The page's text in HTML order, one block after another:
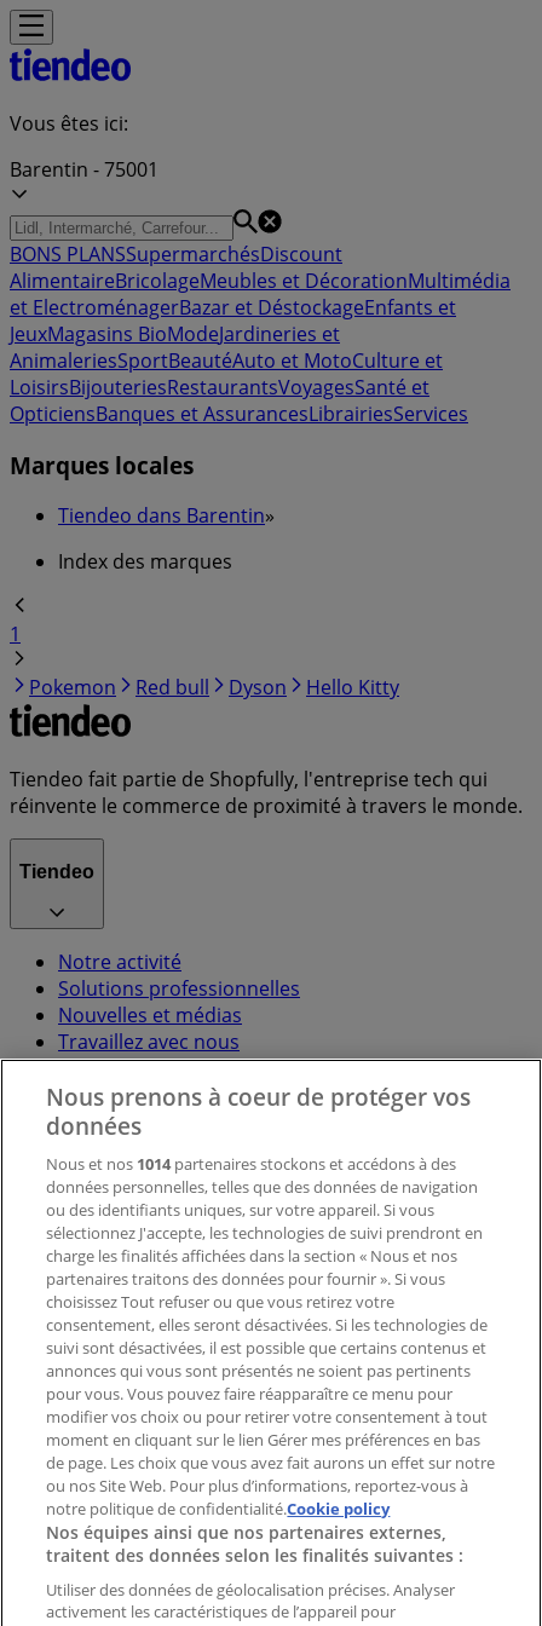
Vous êtes ici:
Barentin - 75001
BONS PLANSSupermarchésDiscount
AlimentaireBricolageMeubles et DécorationMultimédia
et ElectroménagerBazar et DéstockageEnfants et
JeuxMagasins BioModeJardineries et
AnimaleriesSportBeautéAuto et MotoCulture et
LoisirsBijouteriesRestaurantsVoyagesSanté et
OpticiensBanques et AssurancesLibrairiesServices
Marques locales
Tiendeo dans Barentin»
Index des marques
1
Pokemon
Red bull Dyson Hello Kitty
Tiendeo fait partie de Shopfully, l'entreprise tech qui
réinvente le commerce de proximité à travers le monde.
Tiendeo
Notre activité
Solutions professionnelles
Nouvelles et médias
Travaillez avec nous
Contactez-nous
Demande marketing et professionnelle
Magasin mal situé sur la carte
Signaler un prospectus
Vous rencontrez un problème technique sur l’appli
ou le site?
Index
Marques
Marques locales
Enseignes
Commerces à proximité
Produits
Produits locaux
Villes
Nous prenons à coeur de protéger vos
données
Nous et nos 1014partenaires stockons et accédons à des
données personnelles, telles que des données de navigation
ou des identifiants uniques, sur votre appareil. Si vous
sélectionnez J'accepte, les technologies de suivi prendront en
charge les finalités affichées dans la section « Nous et nos
partenaires traitons des données pour fournir ». Si vous
choisissez Tout refuser ou que vous retirez votre
consentement, elles seront désactivées. Si les technologies de
suivi sont désactivées, il est possible que certains contenus et
annonces qui vous sont présentés ne soient pas pertinents
pour vous. Vous pouvez faire réapparaître ce menu pour
modifier vos choix ou pour retirer votre consentement à tout
moment en cliquant sur le lien Gérer mes préférences en bas
de page. Les choix que vous avez fait aurons un effet sur notre
ou nos Site Web. Pour plus d’informations, reportez-vous à
notre politique de confidentialité.Cookie policy
Nos équipes ainsi que nos partenaires externes,
traitent des données selon les finalités suivantes :
Utiliser des données de géolocalisation précises. Analyser
activement les caractéristiques de l’appareil pour